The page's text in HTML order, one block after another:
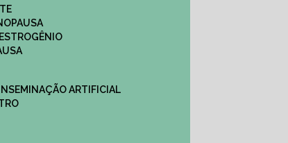
INSEMINAÇÃO ARTIFICIAL